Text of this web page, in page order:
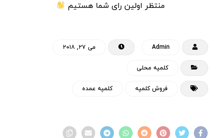
منتظر اولین رای شما هستیم
Admin می ۲۷, ۲۰۱۸
کلمپه محلی
فروش کلمپه کلمپه عمده